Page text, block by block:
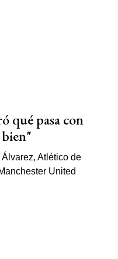
qué pasa con